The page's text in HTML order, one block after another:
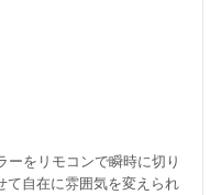
ーをリモコンで瞬時に切り
て自在に雰囲気を変えられ